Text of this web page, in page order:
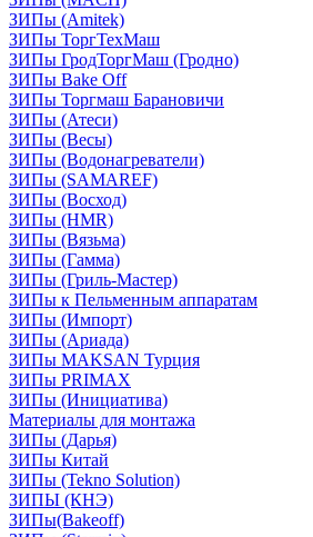
ЗИПы (Amitek)
ЗИПы ТоргТехМаш
ЗИПы ГродТоргМаш (Гродно)
ЗИПы Bake Off
ЗИПы Торгмаш Барановичи
ЗИПы (Атеси)
ЗИПы (Весы)
ЗИПы (Водонагреватели)
ЗИПы (SAMAREF)
ЗИПы (Восход)
ЗИПы (HMR)
ЗИПы (Вязьма)
ЗИПы (Гамма)
ЗИПы (Гриль-Мастер)
ЗИПы к Пельменным аппаратам
ЗИПы (Импорт)
ЗИПы (Ариада)
ЗИПы MAKSAN Турция
ЗИПы PRIMAX
ЗИПы (Инициатива)
Материалы для монтажа
ЗИПы (Дарья)
ЗИПы Китай
ЗИПы (Tekno Solution)
ЗИПЫ (КНЭ)
ЗИПы(Bakeoff)